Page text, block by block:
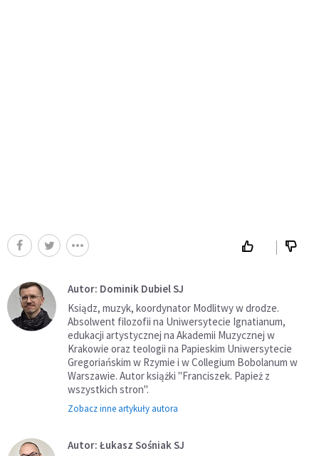
Autor: Dominik Dubiel SJ
Ksiądz, muzyk, koordynator Modlitwy w drodze.
Absolwent filozofii na Uniwersytecie Ignatianum,
edukacji artystycznej na Akademii Muzycznej w
Krakowie oraz teologii na Papieskim Uniwersytecie
Gregoriańskim w Rzymie i w Collegium Bobolanum w
Warszawie. Autor książki "Franciszek. Papież z
wszystkich stron".
Zobacz inne artykuły autora
Autor: Łukasz Sośniak SJ